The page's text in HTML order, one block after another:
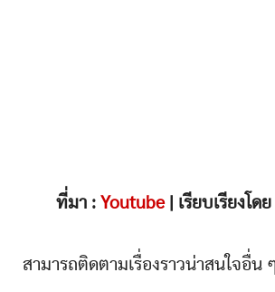
ที่มา : Youtube| เรียบเรียงโด
สามารถติดตามเรื่องราวน่าสนใจอื่น